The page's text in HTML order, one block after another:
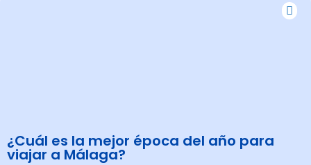
¿Cuál es la mejor época del año para
viajar a Málaga?